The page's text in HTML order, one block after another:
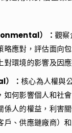
）： 觀察
略應對，評估面向
環境的影響及因應
）： 核心為人權與
如何影響個人和社
係人的權益，利害
戶、供應鏈廠商）